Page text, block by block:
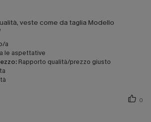
veste come da taglia Modello
a
le aspettative
Rapporto qualità/prezzo giusto
0